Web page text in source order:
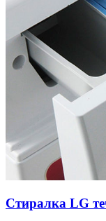
Стиралка LG